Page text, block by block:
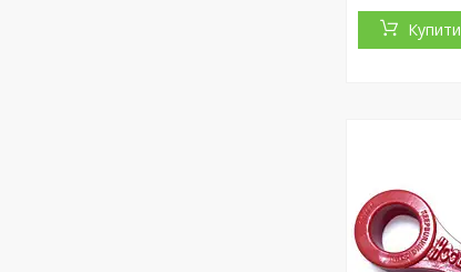
Купити